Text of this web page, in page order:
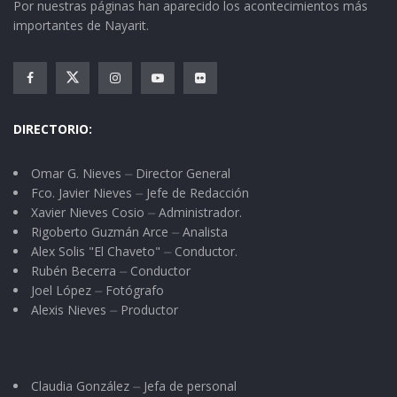
Escribía, dictaba Lozada el 3 de agosto de 1864
a la intención de don Miguel G. Vargas,
miembro de la elite tepiqueña. He leído muchas
M. Lozada. El amanuense propone alguna
aclaración, coge la pluma, redacta el concepto,
lo corrige a su manera… Ah, ¡Cuidado!
sabe leer y puede siempre que el escribano lea
en voz alta lo que acaba de poner en la hoja…
(pág. 162-163 párrafo 4 y 5) (Breve Historia de
¿COMPATIBILIDAD RACIAL?
Por nuestras páginas han aparecido los acontecimientos más
importantes de Nayarit.
DIRECTORIO:
Omar G. Nieves ⏤ Director General
Fco. Javier Nieves ⏤ Jefe de Redacción
Xavier Nieves Cosio ⏤ Administrador.
Rigoberto Guzmán Arce ⏤ Analista
Alex Solis "El Chaveto" ⏤ Conductor.
Rubén Becerra ⏤ Conductor
Joel López ⏤ Fotógrafo
Alexis Nieves ⏤ Productor
Claudia González ⏤ Jefa de personal